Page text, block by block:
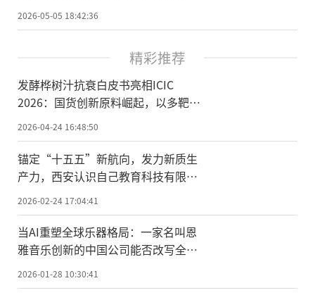
2026-05-05 18:42:36
精彩推荐
发酵桦树汁抗衰白皮书亮相ICIC
2026：国货创新原料崛起，以多靶点
2026-04-24 16:48:50
锚定“十五五”新航向，发力新质生
产力，西安认识自己教育科技有限公
2026-02-24 17:04:41
当AI重塑全球乐器格局：一家名叫恩
雅音乐创新的中国公司能否改写全球
乐器创新史？
2026-01-28 10:30:41